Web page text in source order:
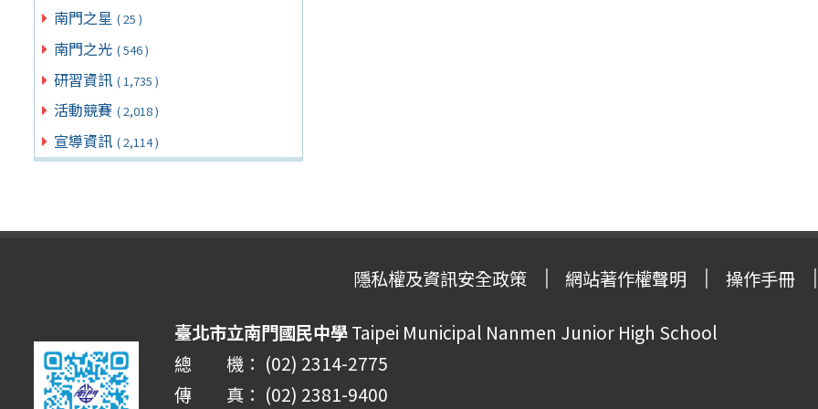
南門之星 ( 25 )
南門之光 ( 546 )
研習資訊 ( 1,735 )
活動競賽 ( 2,018 )
宣導資訊 ( 2,114 )
隱私權及資訊安全政策 網站著作權聲明 操作手冊
臺北市立南門國民中學Taipei Municipal Nanmen Junior High School
總 機： (02) 2314-2775
傳 真： (02) 2381-9400